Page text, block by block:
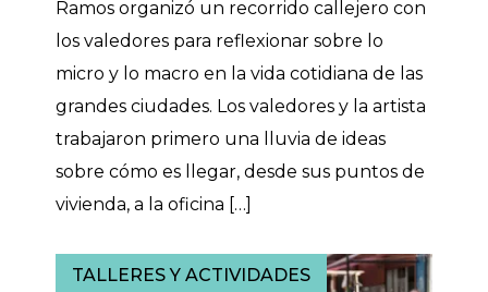
Ramos organizó un recorrido callejero con
los valedores para reflexionar sobre lo
micro y lo macro en la vida cotidiana de las
grandes ciudades. Los valedores y la artista
trabajaron primero una lluvia de ideas
sobre cómo es llegar, desde sus puntos de
vivienda, a la oficina […]
TALLERES Y ACTIVIDADES